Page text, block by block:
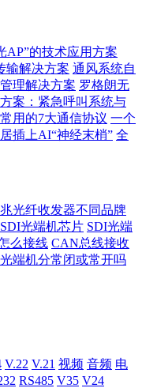
AP”的技术应用方案
输解决方案 通风系统自
理解决方案 罗格朗无
案：紧急呼叫系统与
用的7大通信协议 一个
插上AI“神经末梢” 全
光纤收发器不同品牌
SDI光端机芯片 SDI光端
么接线 CAN总线接收
端机分常闭或常开吗
V.22 V.21 视频 音频 电
RS485 V35 V24